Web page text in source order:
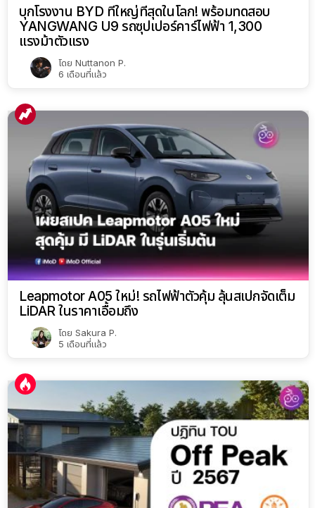
บุกโรงงาน BYD ที่ใหญ่ที่สุดในโลก! พร้อมทดสอบ
YANGWANG U9 รถซุปเปอร์คาร์ไฟฟ้า 1,300
แรงม้าตัวแรง
โดย Nuttanon P.
6 เดือนที่แล้ว
Leapmotor A05 ใหม่! รถไฟฟ้าตัวคุ้ม ลุ้นสเปกจัดเต็ม
LiDAR ในราคาเอื้อมถึง
โดย Sakura P.
5 เดือนที่แล้ว